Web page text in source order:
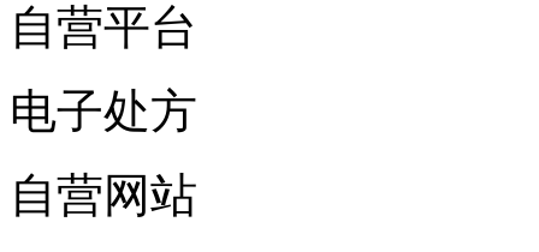
自营平台
电子处方
自营网站